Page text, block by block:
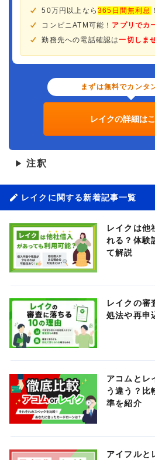
50万円以上なら365日間無利息
！
コンビニATM可能！ アプリでカ
勤務先への電話確認は一切しま
まずは無料でカンタ
レイクの詳細は
▶ 注釈
レイクに関する新着記事一覧
レイクは他
れる？体験
て解説
レイクの審
処法や再申
アコムとレ
う違う？比
準を紹介
アイフルと